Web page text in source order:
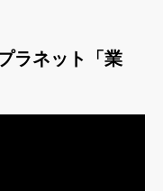
ラネット「業